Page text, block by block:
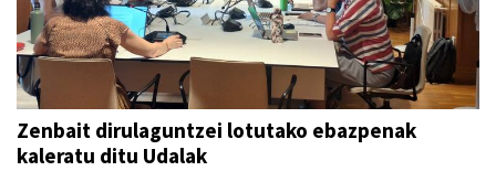
Zenbait dirulaguntzei lotutako ebazpenak
kaleratu ditu Udalak